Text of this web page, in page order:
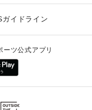
ガイドライン
ーツ公式アプリ